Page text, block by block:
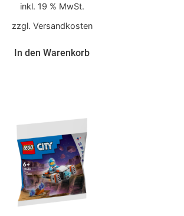
inkl. 19 % MwSt.
zzgl. Versandkosten
In den Warenkorb